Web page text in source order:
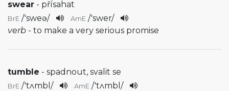
swear - přísahat
BrE /'sweə/ AmE /'swer/
verb - to make a very serious promise
tumble - spadnout, svalit se
BrE /'tʌmbl / AmE /'tʌmbl /